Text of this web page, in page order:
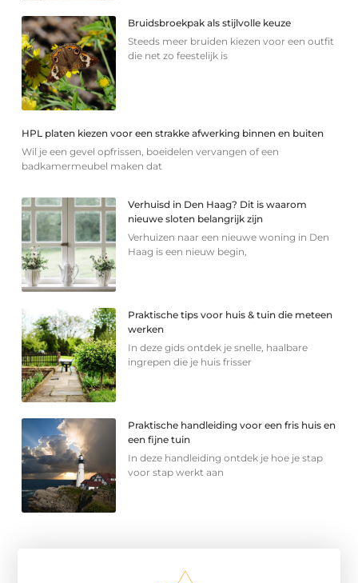
Bruidsbroekpak als stijlvolle keuze
Steeds meer bruiden kiezen voor een outfit
die net zo feestelijk is
HPL platen kiezen voor een strakke afwerking binnen en buiten
Wil je een gevel opfrissen, boeidelen vervangen of een
badkamermeubel maken dat
Verhuisd in Den Haag? Dit is waarom
nieuwe sloten belangrijk zijn
Verhuizen naar een nieuwe woning in Den
Haag is een nieuw begin,
Praktische tips voor huis & tuin die meteen
werken
In deze gids ontdek je snelle, haalbare
ingrepen die je huis frisser
Praktische handleiding voor een fris huis en
een fijne tuin
In deze handleiding ontdek je hoe je stap
voor stap werkt aan